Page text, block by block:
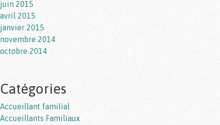
juin 2015
avril 2015
janvier 2015
novembre 2014
octobre 2014
Catégories
Accueillant familial
Accueillants Familiaux